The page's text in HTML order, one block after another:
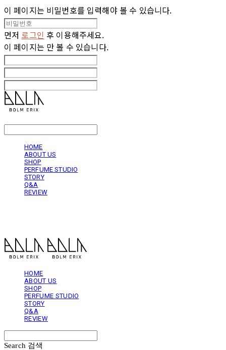
이 페이지는 비밀번호를 입력해야 볼 수 있습니다.
먼저 로그인 후 이용해주세요.
이 페이지는 만 볼 수 있습니다.
HOME
ABOUT US
SHOP
PERFUME STUDIO
STORY
Q&A
REVIEW
HOME
ABOUT US
SHOP
PERFUME STUDIO
STORY
Q&A
REVIEW
Search 검색